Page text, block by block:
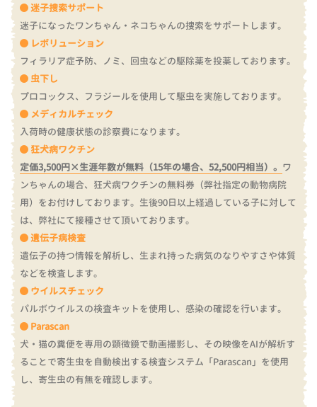
迷子捜索サポート
迷子になったワンちゃん・ネコちゃんの捜索をサポートします。
レボリューション
フィラリア症予防、ノミ、回虫などの駆除薬を投薬しております。
虫下し
プロコックス、フラジールを使用して駆虫を実施しております。
メディカルチェック
入荷時の健康状態の診察費になります。
狂犬病ワクチン
定価3,500円×生涯年数が無料（15年の場合、52,500円相当）。 ワ
ンちゃんの場合、狂犬病ワクチンの無料券（弊社指定の動物病院
用）をお付けしております。 生後90日以上経過している子に対して
は、弊社にて接種させて頂いております。
遺伝子病検査
遺伝子の持つ情報を解析し、生まれ持った病気のなりやすさや体質
などを検査します。
ウイルスチェック
パルボウイルスの検査キットを使用し、感染の確認を行います。
Parascan
犬・猫の糞便を専用の顕微鏡で動画撮影し、その映像をAIが解析す
ることで寄生虫を自動検出する検査システム「Parascan」を使用
し、寄生虫の有無を確認します。